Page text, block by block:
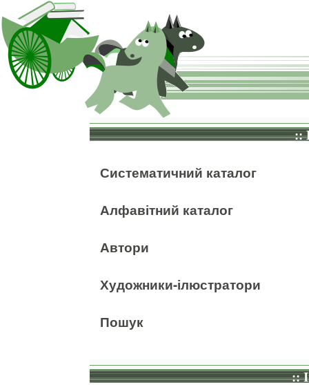
::
Систематичний каталог
Алфавітний каталог
Автори
Художники-ілюстратори
Пошук
::